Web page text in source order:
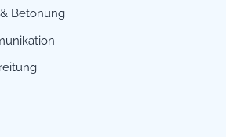
Betonung